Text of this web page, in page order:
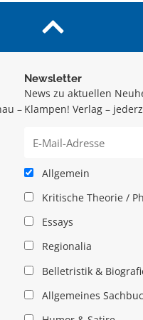
–
Newsletter
News zu aktuellen
Klampen! Verlag –
Allgemein
Kritische Theorie /
Essays
Regionalia
Belletristik &
Allgemeines